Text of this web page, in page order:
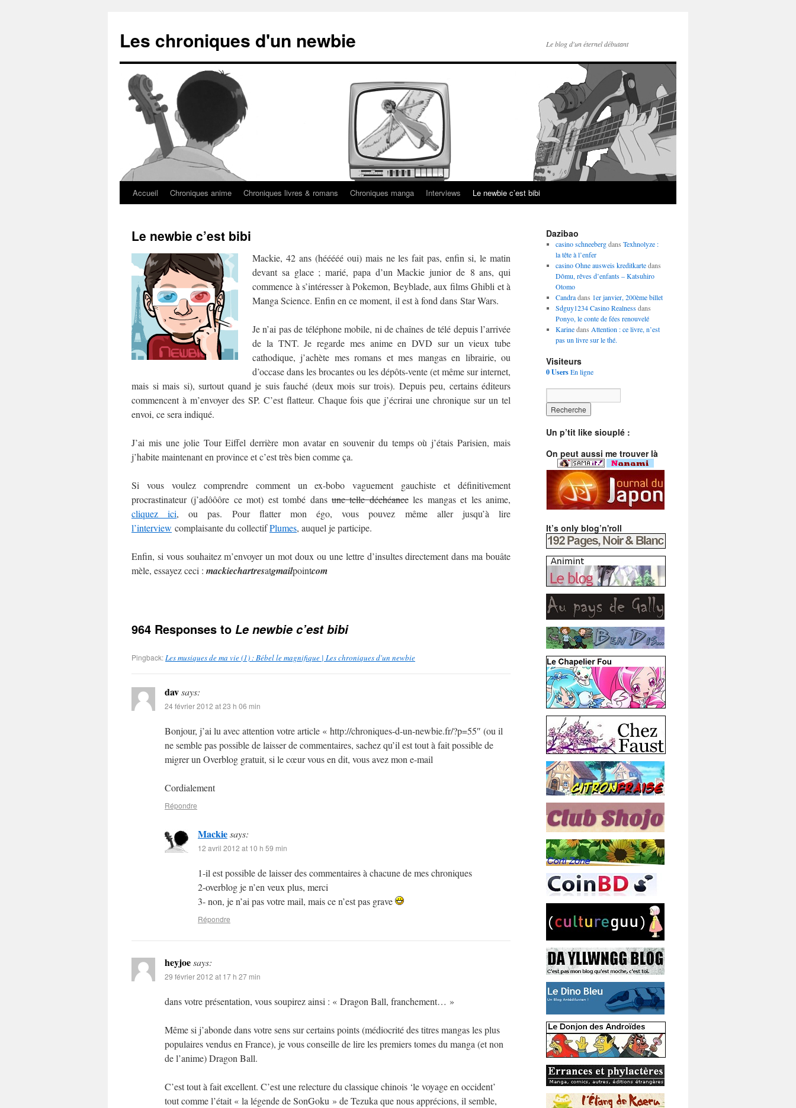
Les chroniques d'un newbie Le blog d'un éternel débutant
Accueil Chroniques anime Chroniques livres & romans Chroniques manga Interviews Le newbie c’est bibi
Le newbie c’est bibi
Mackie, 42 ans (hééééé oui) mais ne les fait pas, enfin si, le matin
devant sa glace ; marié, papa d’un Mackie junior de 8 ans, qui
commence à s’intéresser à Pokemon, Beyblade, aux films Ghibli et à
Manga Science. Enfin en ce moment, il est à fond dans Star Wars.
Je n’ai pas de téléphone mobile, ni de chaînes de télé depuis l’arrivée
de la TNT. Je regarde mes anime en DVD sur un vieux tube
cathodique, j’achète mes romans et mes mangas en librairie, ou
d’occase dans les brocantes ou les dépôts-vente (et même sur internet,
mais si mais si), surtout quand je suis fauché (deux mois sur trois). Depuis peu, certains éditeurs
commencent à m’envoyer des SP. C’est flatteur. Chaque fois que j’écrirai une chronique sur un tel
envoi, ce sera indiqué.
J’ai mis une jolie Tour Eiffel derrière mon avatar en souvenir du temps où j’étais Parisien, mais
j’habite maintenant en province et c’est très bien comme ça.
Si vous voulez comprendre comment un ex-bobo vaguement gauchiste et définitivement
procrastinateur (j’adôôôre ce mot) est tombé dans une telle déchéanceles mangas et les anime,
cliquez ici, ou pas. Pour flatter mon égo, vous pouvez même aller jusqu’à lire
l’interview complaisante du collectifPlumes, auquel je participe.
Enfin, si vous souhaitez m’envoyer un mot doux ou une lettre d’insultes directement dans ma bouâte
mèle, essayez ceci : mackiechartresatgmailpointcom
964 Responses to Le newbie c’est bibi
Pingback:Les musiques de ma vie (1) : Bébel le magnifique | Les chroniques d'un newbie
davsays:
24 février 2012 at 23 h 06 min
Bonjour, j’ai lu avec attention votre article « http://chroniques-d-un-newbie.fr/?p=55″ (ou il
ne semble pas possible de laisser de commentaires, sachez qu’il est tout à fait possible de
migrer un Overblog gratuit, si le cœur vous en dit, vous avez mon e-mail
Cordialement
Répondre
Mackiesays:
12 avril 2012 at 10 h 59 min
1-il est possible de laisser des commentaires à chacune de mes chroniques
2-overblog je n’en veux plus, merci
3- non, je n’ai pas votre mail, mais ce n’est pas grave
Répondre
heyjoesays:
29 février 2012 at 17 h 27 min
dans votre présentation, vous soupirez ainsi : « Dragon Ball, franchement… »
Même si j’abonde dans votre sens sur certains points (médiocrité des titres mangas les plus
populaires vendus en France), je vous conseille de lire les premiers tomes du manga (et non
de l’anime) Dragon Ball.
C’est tout à fait excellent. C’est une relecture du classique chinois ‘le voyage en occident’
tout comme l’était « la légende de SonGoku » de Tezuka que nous apprécions, il semble,
Dazibao
casino schneebergdans Texhnolyze :
la tête à l’enfer
casino Ohne ausweis kreditkartedans
Dômu, rêves d’enfants – Katsuhiro
Otomo
Candradans 1er janvier, 200ème billet
Sdguy1234 Casino Realnessdans
Ponyo, le conte de fées renouvelé
Karinedans Attention : ce livre, n’est
pas un livre sur le thé.
Visiteurs
0 UsersEn ligne
Un p’tit like siouplé :
On peut aussi me trouver là
It’s only blog’n'roll